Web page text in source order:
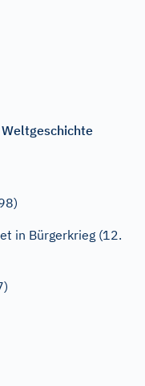
in Bürgerkrieg (12.